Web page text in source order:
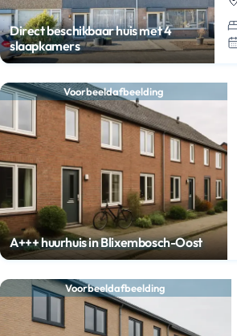
Direct beschikbaar huis met 4
slaapkamers
Voorbeeldafbeelding
A+++ huurhuis in Blixembosch-Oost
Voorbeeldafbeelding